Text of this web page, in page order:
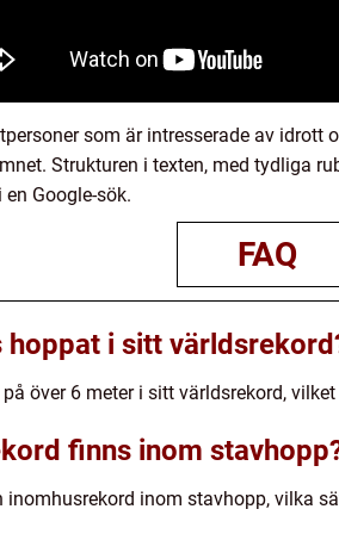
som är intresserade av
Strukturen i texten, med tydliga
Google-sök.
FAQ
hoppat i sitt
över 6 meter i sitt världsrekord,
finns inom
inom stavhopp, vilka